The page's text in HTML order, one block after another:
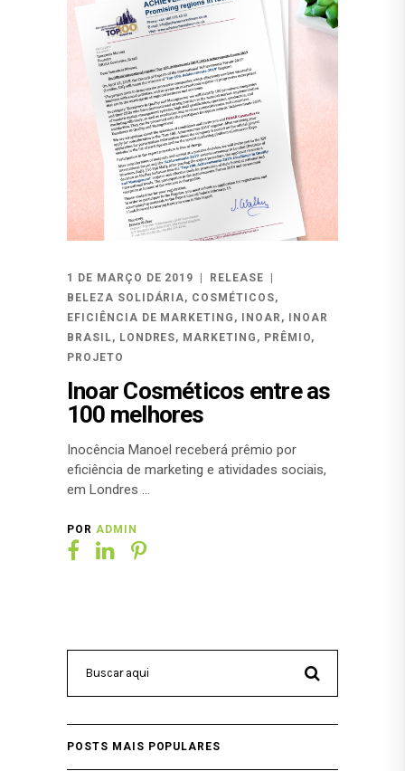
1 DE MARÇO DE 2019
RELEASE
BELEZA SOLIDÁRIA, COSMÉTICOS,
EFICIÊNCIA DE MARKETING , INOAR ,
INOAR
BRASIL, LONDRES, MARKETING , PRÊMIO,
PROJETO
Inoar Cosméticos entre as
100 melhores
Inocência Manoel receberá prêmio por
eficiência de marketing e atividades sociais,
em Londres
POR ADMIN
POSTS MAIS POPULARES